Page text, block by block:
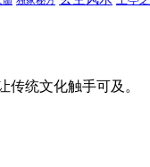
统文化触手可及。